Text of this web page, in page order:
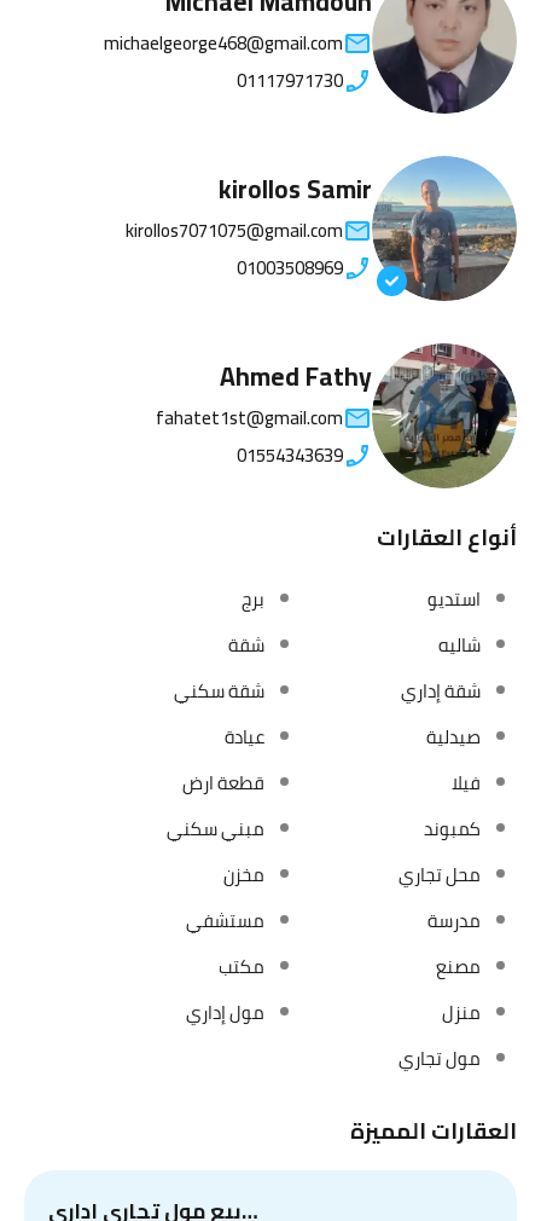
michaelgeorge468@gmail.com
01117971730
kirollos Samir
kirollos7071075@gmail.com
01003508969
Ahmed Fathy
fahatet1st@gmail.com
01554343639
أنواع العقارات
استديو
برج
شاليه
شقة
شقة إداري
شقة سكني
صيدلية
عيادة
فيلا
قطعة ارض
كمبوند
مبني سكني
محل تجاري
مخزن
مدرسة
مستشفي
مصنع
مكتب
منزل
مول إداري
مول تجاري
العقارات المميزة
بيع مول تجاري إداري…